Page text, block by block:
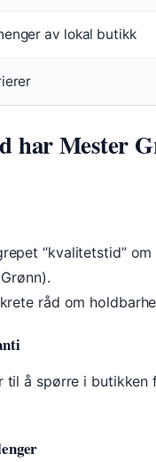
av lokal butikk
har Mester
“kvalitetstid”
råd om
til å spørre i butikken